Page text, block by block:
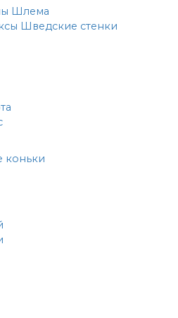
Шлема
Шведские стенки
коньки